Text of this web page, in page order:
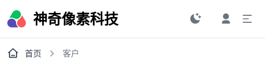
神奇像素科技
首页 客户